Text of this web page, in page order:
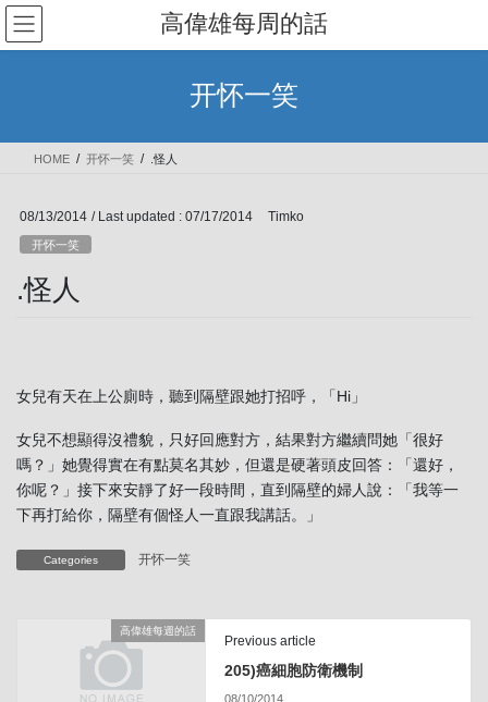
Skip
the
Skip
the
高偉雄每周的話
开怀一笑
HOME 开怀一笑 .怪人
08/13/2014 / Last updated : 07/17/2014 Timko
开怀一笑
.怪人
女兒有天在上公廁時，聽到隔壁跟她打招呼，「Hi」
女兒不想顯得沒禮貌，只好回應對方，結果對方繼續問她「很好
嗎？」她覺得實在有點莫名其妙，但還是硬著頭皮回答：「還好，
你呢？」接下來安靜了好一段時間，直到隔壁的婦人說：「我等一
下再打給你，隔壁有個怪人一直跟我講話。」
Categories 开怀一笑
高偉雄每週的話
Previous article
205)癌細胞防衛機制
08/10/2014